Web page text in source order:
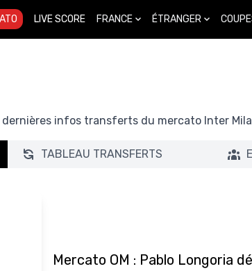
LIVE SCORE FRANCE ÉTRANGER
infos transferts du mercato Inter
TABLEAU TRANSFERTS
Mercato OM : Pablo Longoria